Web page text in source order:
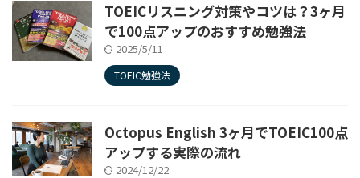
TOEICリスニング対策やコツは？3ヶ月
で100点アップのおすすめ勉強法
2025/5/11
TOEIC勉強法
Octopus English 3ヶ月でTOEIC100点
アップする実際の流れ
2024/12/22